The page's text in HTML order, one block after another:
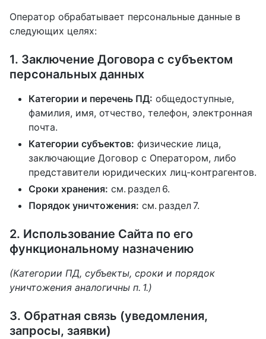
Оператор обрабатывает персональные данные в
следующих целях:
1. Заключение Договора с субъектом
персональных данных
Категории и перечень ПД: общедоступные,
фамилия, имя, отчество, телефон, электронная
почта.
Категории субъектов: физические лица,
заключающие Договор с Оператором, либо
представители юридических лиц‑контрагентов.
Сроки хранения: см. раздел 6.
Порядок уничтожения: см. раздел 7.
2. Использование Сайта по его
функциональному назначению
(Категории ПД, субъекты, сроки и порядок
уничтожения аналогичны п. 1.)
3. Обратная связь (уведомления,
запросы, заявки)